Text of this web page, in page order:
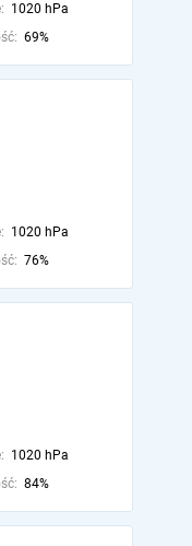
1020 hPa
69%
1020 hPa
76%
1020 hPa
84%